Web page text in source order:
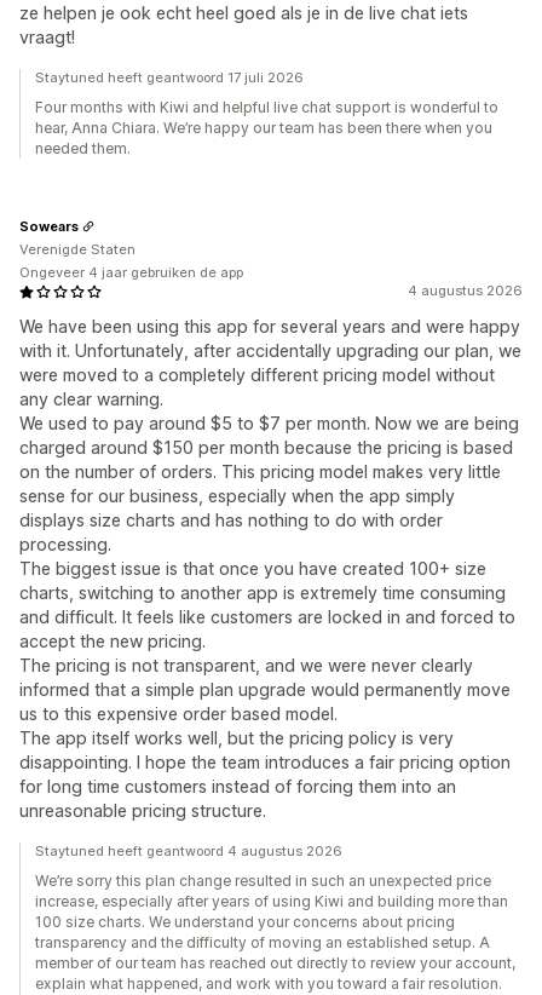
ze helpen je ook echt heel goed als je in de live chat iets
vraagt!
Staytuned heeft geantwoord 17 juli 2026
Four months with Kiwi and helpful live chat support is wonderful to
hear, Anna Chiara. We’re happy our team has been there when you
needed them.
4 augustus 2026
We have been using this app for several years and were happy
with it. Unfortunately, after accidentally upgrading our plan, we
were moved to a completely different pricing model without
any clear warning.
We used to pay around $5 to $7 per month. Now we are being
charged around $150 per month because the pricing is based
on the number of orders. This pricing model makes very little
sense for our business, especially when the app simply
displays size charts and has nothing to do with order
processing.
The biggest issue is that once you have created 100+ size
charts, switching to another app is extremely time consuming
and difficult. It feels like customers are locked in and forced to
accept the new pricing.
The pricing is not transparent, and we were never clearly
informed that a simple plan upgrade would permanently move
us to this expensive order based model.
The app itself works well, but the pricing policy is very
disappointing. I hope the team introduces a fair pricing option
for long time customers instead of forcing them into an
unreasonable pricing structure.
Sowears
Verenigde Staten
Ongeveer 4 jaar gebruiken de app
Staytuned heeft geantwoord 4 augustus 2026
We’re sorry this plan change resulted in such an unexpected price
increase, especially after years of using Kiwi and building more than
100 size charts. We understand your concerns about pricing
transparency and the difficulty of moving an established setup. A
member of our team has reached out directly to review your account,
explain what happened, and work with you toward a fair resolution.